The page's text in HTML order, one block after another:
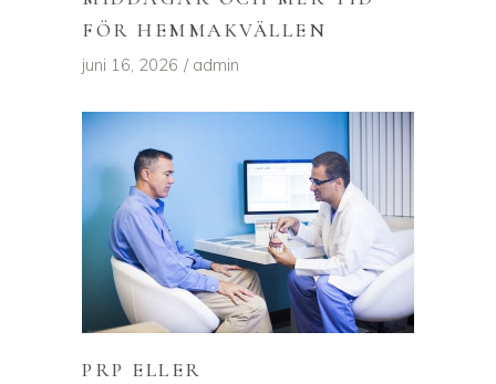
FÖR HEMMAKVÄLLEN
juni 16, 2026 admin
PRP ELLER